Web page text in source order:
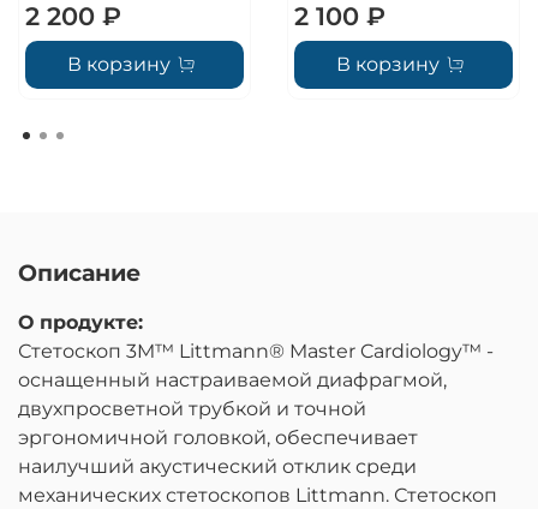
2 200 ₽
В корзину
2 100 ₽
В корзину
Описание
О продукте:
Стетоскоп 3M™ Littmann® Master Cardiology™ -
оснащенный настраиваемой диафрагмой,
двухпросветной трубкой и точной
эргономичной головкой, обеспечивает
наилучший акустический отклик среди
механических стетоскопов Littmann. Стетоскоп